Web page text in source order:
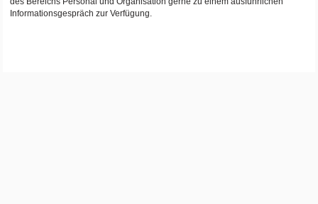
Informationsgespräch zur Verfügung.